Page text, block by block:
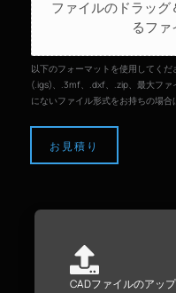
CADファイルのアッ
ル
の
ア
ッ
プ
ロ
ー
ファイルのドラッグ
るフ
以下のフォーマットを使用してく
(.igs)、.3mf、.dxf、.zip、最大ファ
にないファイル形式をお持ちの場合
お見積り